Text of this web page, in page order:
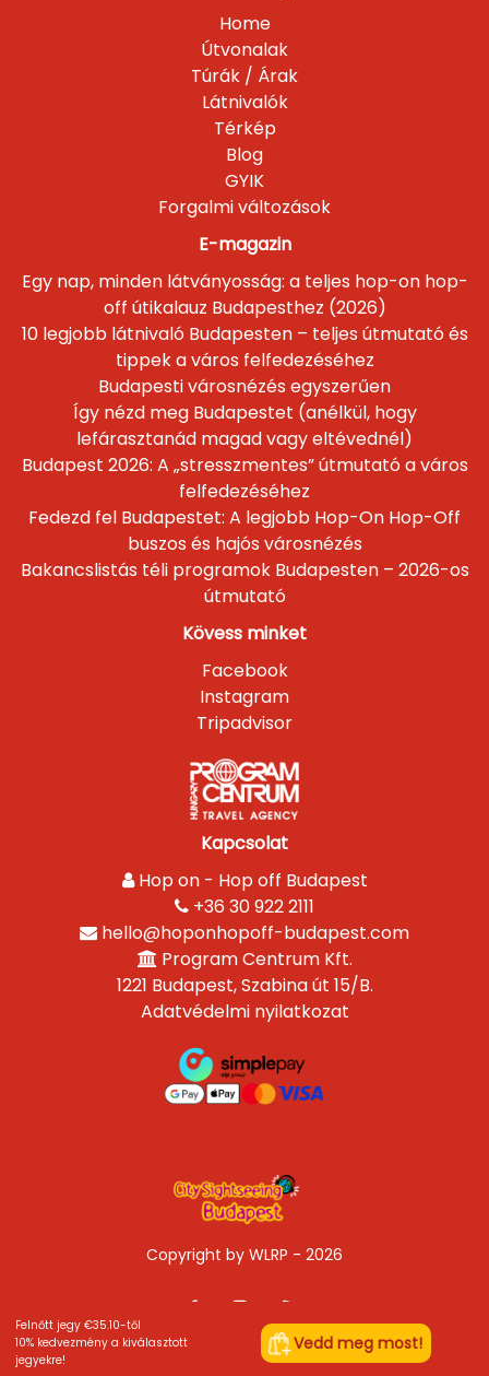
Home
Útvonalak
Túrák / Árak
Látnivalók
Térkép
Blog
GYIK
Forgalmi változások
E-magazin
Egy nap, minden látványosság: a teljes hop-on hop-
off útikalauz Budapesthez (2026)
10 legjobb látnivaló Budapesten – teljes útmutató és
tippek a város felfedezéséhez
Budapesti városnézés egyszerűen
Így nézd meg Budapestet (anélkül, hogy
lefárasztanád magad vagy eltévednél)
Budapest 2026: A „stresszmentes” útmutató a város
felfedezéséhez
Fedezd fel Budapestet: A legjobb Hop-On Hop-Off
buszos és hajós városnézés
Bakancslistás téli programok Budapesten – 2026-os
útmutató
Kövess minket
Facebook
Instagram
Tripadvisor
Kapcsolat
Hop on - Hop off Budapest
+36 30 922 2111
hello@hoponhopoff-budapest.com
Program Centrum Kft.
1221 Budapest, Szabina út 15/B.
Adatvédelmi nyilatkozat
Copyright by WLRP - 2026
Felnőtt jegy €35.10-től
10% kedvezmény a kiválasztott
jegyekre!
Vedd meg most!